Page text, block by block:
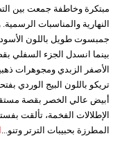
مبتكرة وخاطفة جمعت بين
النهارية والمناسبات
جمبسوت طويل باللون
بينما انسدل الجزء السفلي
الأصفر الزبدي ومجوهرات
تريكو باللون البيج الوردي
أبيض عالي الخصر بقصة
الإطلالات الفخمة، تألقت
المطرزة بحبيبات الترتر وتنو...